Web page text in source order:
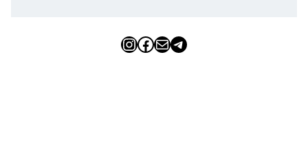
InstagramFacebook Email Telegram